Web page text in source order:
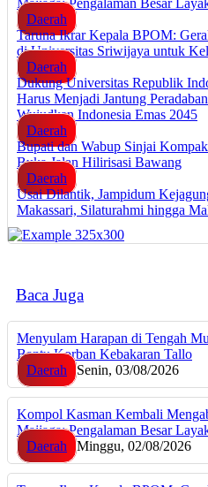
Daerah
Taruna Ikrar Kepala BPOM:
di Universitas Sriwijaya untuk
Daerah
Dukung Universitas Republik
Harus Menjadi Jantung
Wujudkan Indonesia Emas 2045
Daerah
Bupati dan Wabup Sinjai
Buka Jalan Hilirisasi Bawang
Daerah
Usai Dilantik, Jampidum
Makassari, Silaturahmi hingga
Baca Juga
Menyulam Harapan di Tengah
Bantu Korban Kebakaran Tallo
Daerah
Senin, 03/08/2026
Kompol Kasman Kembali
Majjaga: Pengalaman Besar
Daerah
Minggu, 02/08/2026